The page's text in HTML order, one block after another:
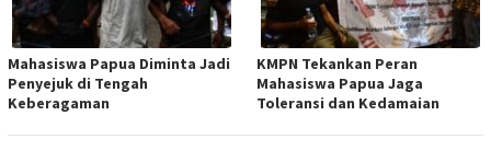
Mahasiswa Papua Diminta Jadi
Penyejuk di Tengah
Keberagaman
KMPN Tekankan Peran
Mahasiswa Papua Jaga
Toleransi dan Kedamaian